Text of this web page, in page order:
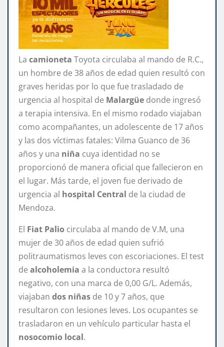
La camioneta Toyota circulaba al mando de R.C.,
un hombre de 38 años de edad quien resultó con
graves heridas por lo que fue trasladado de
urgencia al hospital de Malargüe donde ingresó
a terapia intensiva. En el mismo rodado viajaban
como acompañantes, un adolescente de 17 años
y las dos víctimas fatales: Vilma Guanco de 36
años y una niña cuya identidad no se
proporcionó de manera oficial que fallecieron en
el lugar. Más tarde, el joven fue derivado de
urgencia al hospital Central de la ciudad de
Mendoza.
El Fiat Palio circulaba al mando de V.M, una
mujer de 30 años de edad quien sufrió
politraumatismos leves con escoriaciones. El test
de alcoholemia a la conductora resultó
negativo, con una marca de 0,00 G/L. Además,
viajaban dos niñas de 10 y 7 años, que
resultaron con lesiones leves. Los ocupantes se
trasladaron en un vehículo particular hasta el
nosocomio local.